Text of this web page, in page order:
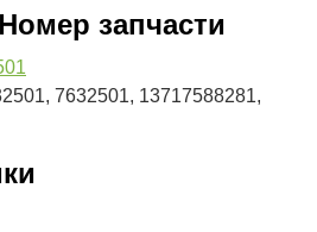
запчасти
7632501, 13717588281,